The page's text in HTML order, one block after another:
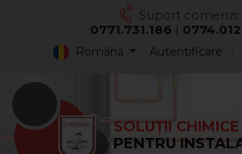
Suport comenzi:
0771.731.186 |
Română Autentificare
SOLUȚII CHIMICE
PENTRU